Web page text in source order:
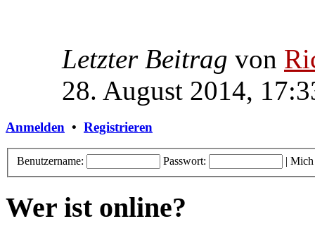
Letzter Beitrag von
28. August 2014,
Anmelden • Registrieren
Benutzername: Passwort: | Mich
Wer ist online?